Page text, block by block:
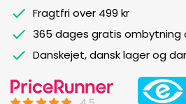
Fragtfri over 499 kr
365 dages gratis ombytning
Danskejet, dansk lager og